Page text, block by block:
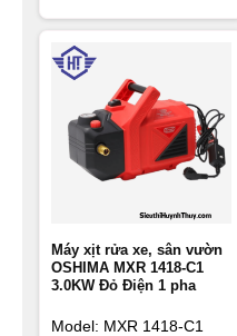
Máy xịt rửa xe, sân vườn
OSHIMA MXR 1418-C1
3.0KW Đỏ Điện 1 pha
Model: MXR 1418-C1